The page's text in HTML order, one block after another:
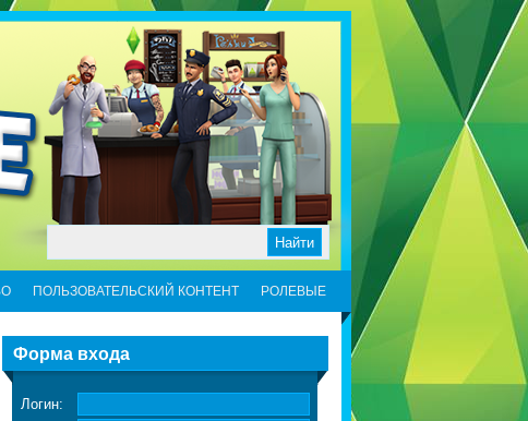
ПОЛЬЗОВАТЕЛЬСКИЙ КОНТЕНТ РОЛЕВЫЕ
Форма входа
Логин: